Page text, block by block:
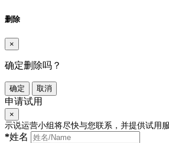
删除
×
确定删除吗？
确定 取消
申请试用
×
示说运营小组将尽快与您联系，并提供试用
*姓名